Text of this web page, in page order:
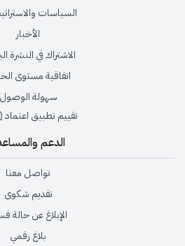
السياسات
الأخبار
الاشتراك في النشرة
اتفاقية مستوى
سهولة الوصول
تقييم تطبيق اعتماد
الدعم
تواصل معنا
تقديم شكوى
الإبلاغ عن حالة
بلاغ رقمي